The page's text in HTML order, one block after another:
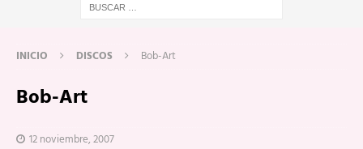
INICIO DISCOS Bob-Art
Bob-Art
12 noviembre, 2007